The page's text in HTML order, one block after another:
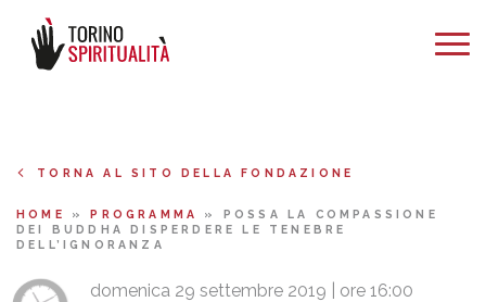
TORNA AL SITO DELLA FONDAZIONE
HOME »PROGRAMMA » POSSA LA COMPASSIONE
DEI BUDDHA DISPERDERE LE TENEBRE
DELL’IGNORANZA
domenica 29 settembre 2019 | ore 16:00